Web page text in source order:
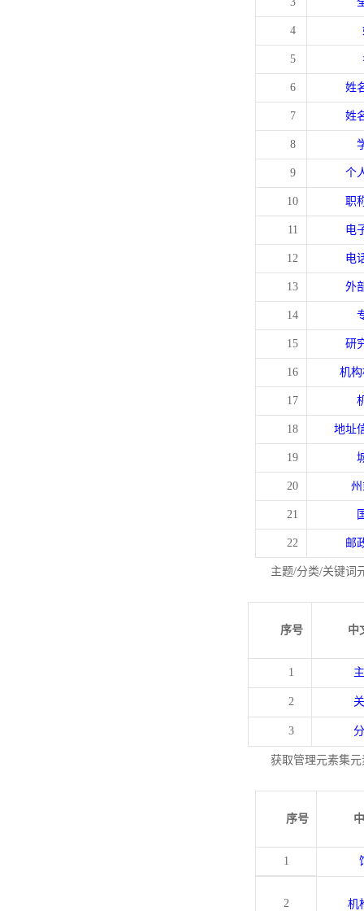
4
5
6 姓
7 姓
8
9 个
10 职
11 电
12 电
13 外
14
15 研
16 机
17
18 地址
19
20
21
22 邮
主题/分类/关键词
序号 中
1
2
3
获取管理元素集
序号
1
2 机